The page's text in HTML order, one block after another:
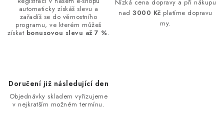
automaticky získáš slevu a
zařadíš se do věrnostního
programu, ve kterém můžeš
získat bonusovou slevu až 7 %.
Nízká cena dopravy a při nákupu
nad3000 Kč platíme dopravu
my.
Doručení již následující den
Objednávky skladem vyřizujeme
v nejkratším možném termínu.